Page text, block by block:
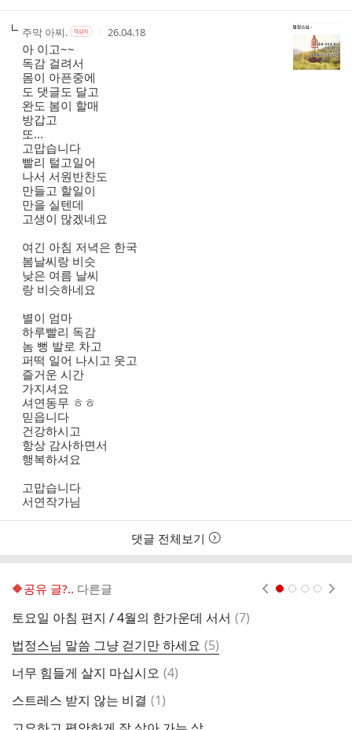
작
성
자
주막 아찌.작
자
본
인
여
부
작
작
26.04.18
아 이고~~
독감 걸려서
몸이 아픈중에
도 댓글도 달고
완도 봄이 할매
방갑고
또...
고맙습니다
빨리 털고일어
나서 서원반찬도
만들고 할일이
만을 실텐데
고생이 많겠네요
여긴 아침 저녁은 한국
봄날씨랑 비슷
낮은 여름 날씨
랑 비슷하네요
별이 엄마
하루빨리 독감
놈 뻥 발로 차고
퍼떡 일어 나시고 웃고
즐거운 시간
가지셔요
셔연동무 ㅎㅎ
믿읍니다
건강하시고
항상 감사하면서
행복하셔요
고맙습니다
서연작가님
댓글 전체보기
🔶️공유 글?.. 다른글
토요일 아침 편지 / 4월의 한가운데 서서 댓
(7)
법정스님 말씀 그냥 걷기만 하세요 댓
글
(5)
너무 힘들게 살지 마십시오 댓
(4)
스트레스 받지 않는 비결 댓
(1)